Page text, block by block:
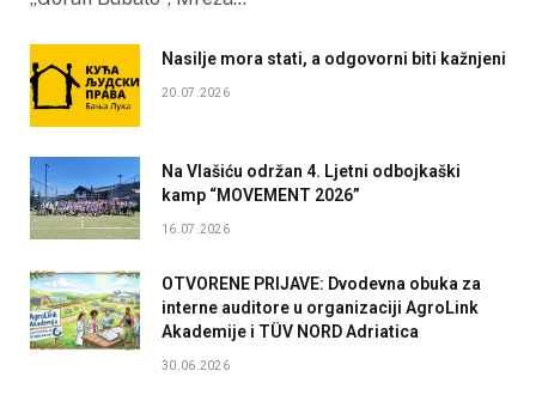
Nasilje mora stati, a odgovorni biti kažnjeni
20.07.2026
Na Vlašiću održan 4. Ljetni odbojkaški
kamp “MOVEMENT 2026”
16.07.2026
OTVORENE PRIJAVE: Dvodevna obuka za
interne auditore u organizaciji AgroLink
Akademije i TÜV NORD Adriatica
30.06.2026